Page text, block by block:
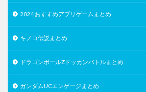
2024 おすすめアプリゲームまとめ
キノコ伝説まとめ
ドラゴンボールZドッカンバトルまとめ
ガンダムUCエンゲージまとめ